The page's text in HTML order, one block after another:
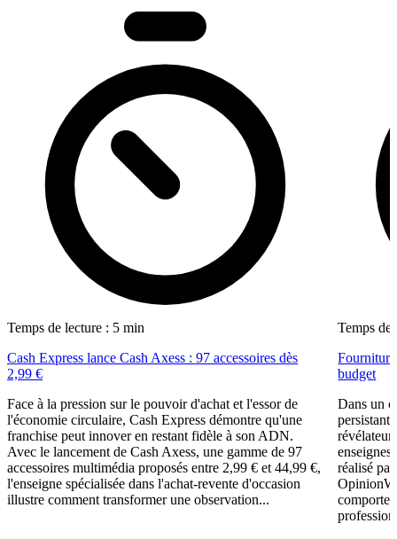
Temps de lecture : 5 min
Cash Express lance Cash Axess : 97 accessoires dès
2,99 €
Face à la pression sur le pouvoir d'achat et l'essor de
l'économie circulaire, Cash Express démontre qu'une
franchise peut innover en restant fidèle à son ADN.
Avec le lancement de Cash Axess, une gamme de 97
accessoires multimédia proposés entre 2,99 € et 44,99 €,
l'enseigne spécialisée dans l'achat-revente d'occasion
illustre comment transformer une observation...
Temps de
budget
Dans un
révélateur
réalisé